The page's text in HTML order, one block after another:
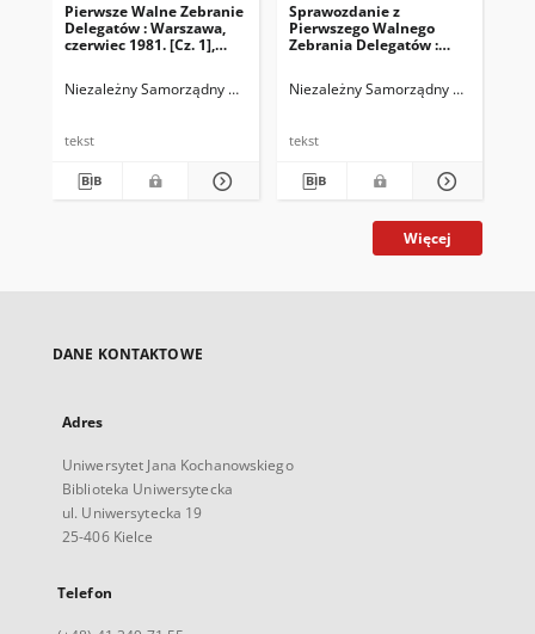
Pierwsze Walne Zebranie
Delegatów : Warszawa,
czerwiec 1981. [Cz. 1],
regulamin obrad,
regulamin wyboru władz,
Niezależny Samorządny Związek Zawodowy "Solidarność". Region
tekst
Sprawozdanie z
Pierwszego Walnego
Zebrania Delegatów :
1981 : materiały. Cz. 1
Niezależny Samorządny Związek
tekst
Więcej
DANE KONTAKTOWE
Adres
Uniwersytet Jana Kochanowskiego
Biblioteka Uniwersytecka
ul. Uniwersytecka 19
25-406 Kielce
Telefon